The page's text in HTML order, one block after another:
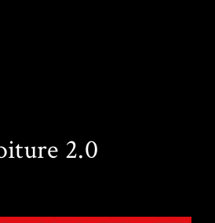
2.0